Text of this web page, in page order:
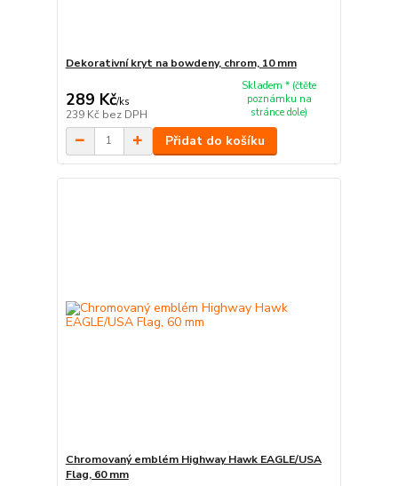
Dekorativní kryt na bowdeny, chrom, 10 mm
289 Kč/ks
239 Kč bez DPH
Skladem * (čtěte
poznámku na
stránce dole)
Přidat do košíku
Chromovaný emblém Highway Hawk EAGLE/USA
Flag, 60 mm